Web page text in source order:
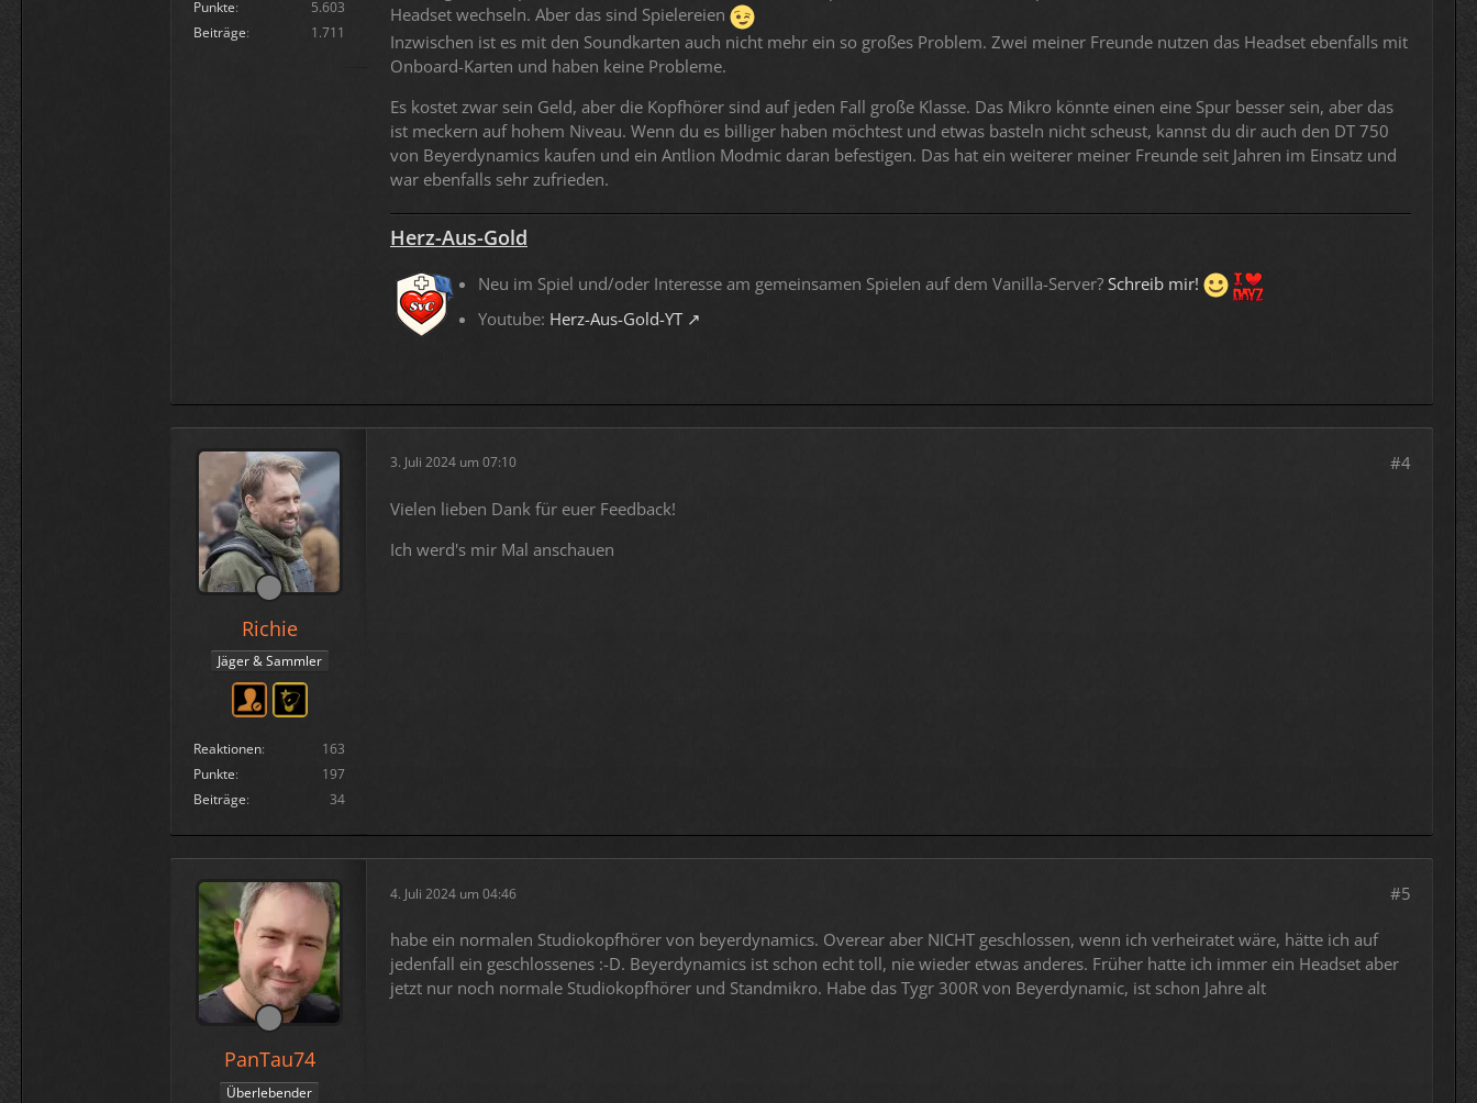
Punkte
5.603
Beiträge
1.711
Headset wechseln. Aber das sind Spielereien
Inzwischen ist es mit den Soundkarten auch nicht mehr ein so großes Problem. Zwei meiner Freunde nutzen das Headset ebenfalls mit
Onboard-Karten und haben keine Probleme.
Es kostet zwar sein Geld, aber die Kopfhörer sind auf jeden Fall große Klasse. Das Mikro könnte einen eine Spur besser sein, aber das
ist meckern auf hohem Niveau. Wenn du es billiger haben möchtest und etwas basteln nicht scheust, kannst du dir auch den DT 750
von Beyerdynamics kaufen und ein Antlion Modmic daran befestigen. Das hat ein weiterer meiner Freunde seit Jahren im Einsatz und
war ebenfalls sehr zufrieden.
Herz-Aus-Gold
Neu im Spiel und/oder Interesse am gemeinsamen Spielen auf dem Vanilla-Server? Schreib mir!
Youtube: Herz-Aus-Gold-YT
Richie
Jäger & Sammler
Reaktionen
163
Punkte
197
Beiträge
34
3. Juli 2024 um 07:10 #4
Vielen lieben Dank für euer Feedback!
Ich werd's mir Mal anschauen
PanTau74
Überlebender
4. Juli 2024 um 04:46 #5
habe ein normalen Studiokopfhörer von beyerdynamics. Overear aber NICHT geschlossen, wenn ich verheiratet wäre, hätte ich auf
jedenfall ein geschlossenes :-D. Beyerdynamics ist schon echt toll, nie wieder etwas anderes. Früher hatte ich immer ein Headset aber
jetzt nur noch normale Studiokopfhörer und Standmikro. Habe das Tygr 300R von Beyerdynamic, ist schon Jahre alt